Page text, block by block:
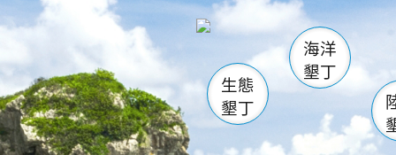
龜山 海生館
恆春
龍鑾潭自
瓊麻館
關山
白砂
生態
墾丁
海洋
墾丁